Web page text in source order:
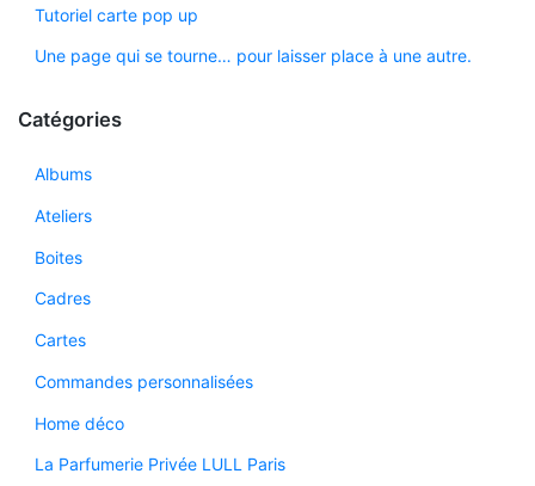
Tutoriel carte pop up
Une page qui se tourne… pour laisser place à une autre.
Catégories
Albums
Ateliers
Boites
Cadres
Cartes
Commandes personnalisées
Home déco
La Parfumerie Privée LULL Paris